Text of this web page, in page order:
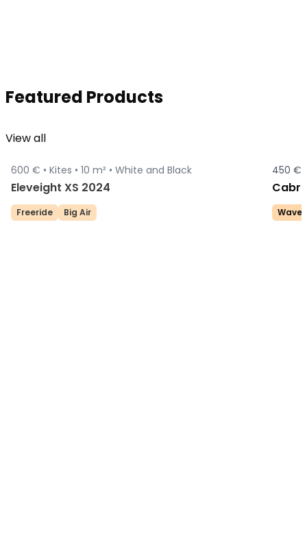
Featured Products
View all
600 € • Kites • 10 m² • White and Black
Eleveight XS 2024
Freeride Big Air
450 €
Wave